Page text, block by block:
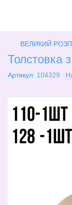
ВЕЛИКИЙ
Толстовка
Артикул: 104329